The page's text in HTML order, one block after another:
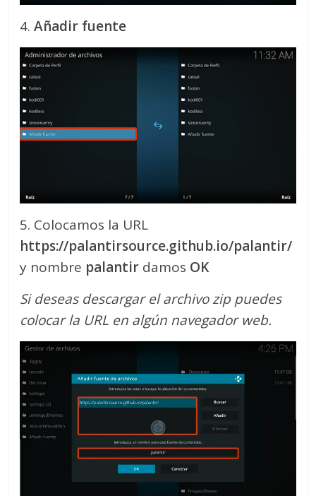
4.Añadir fuente
5. Colocamos la URL
https://palantirsource.github.io/palantir/
y nombre palantir damos OK
Si deseas descargar el archivo zip puedes
colocar la URL en algún navegador web.